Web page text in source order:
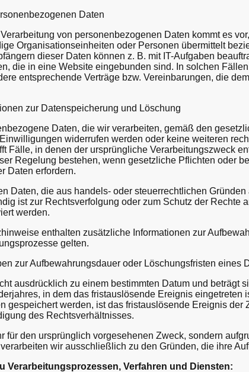
Daten
von personenbezogenen Daten kommt es
Organisationseinheiten oder Personen übermittelt
dieser Daten können z. B. mit IT-Aufgaben
die in eine Website eingebunden sind. In solchen
entsprechende Verträge bzw. Vereinbarungen, die
zur Datenspeicherung und Löschung
Daten, die wir verarbeiten, gemäß den
widerrufen werden oder keine weiteren
Fälle, in denen der ursprüngliche Verarbeitungszweck
Regelung bestehen, wenn gesetzliche Pflichten oder
Daten erfordern.
Daten, die aus handels- oder steuerrechtlichen
ist zur Rechtsverfolgung oder zum Schutz der Rechte
werden.
enthalten zusätzliche Informationen zur
gelten.
zur Aufbewahrungsdauer oder Löschungsfristen eines
ausdrücklich zu einem bestimmten Datum und beträgt
in dem das fristauslösende Ereignis eingetreten
gespeichert werden, ist das fristauslösende Ereignis
des Rechtsverhältnisses.
für den ursprünglich vorgesehenen Zweck, sondern
wir ausschließlich zu den Gründen, die ihre
Verarbeitungsprozessen, Verfahren und Diensten: